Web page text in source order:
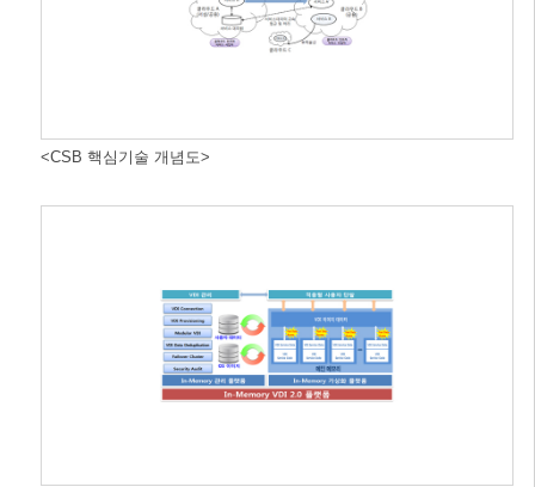
<CSB 핵심기술 개념도>